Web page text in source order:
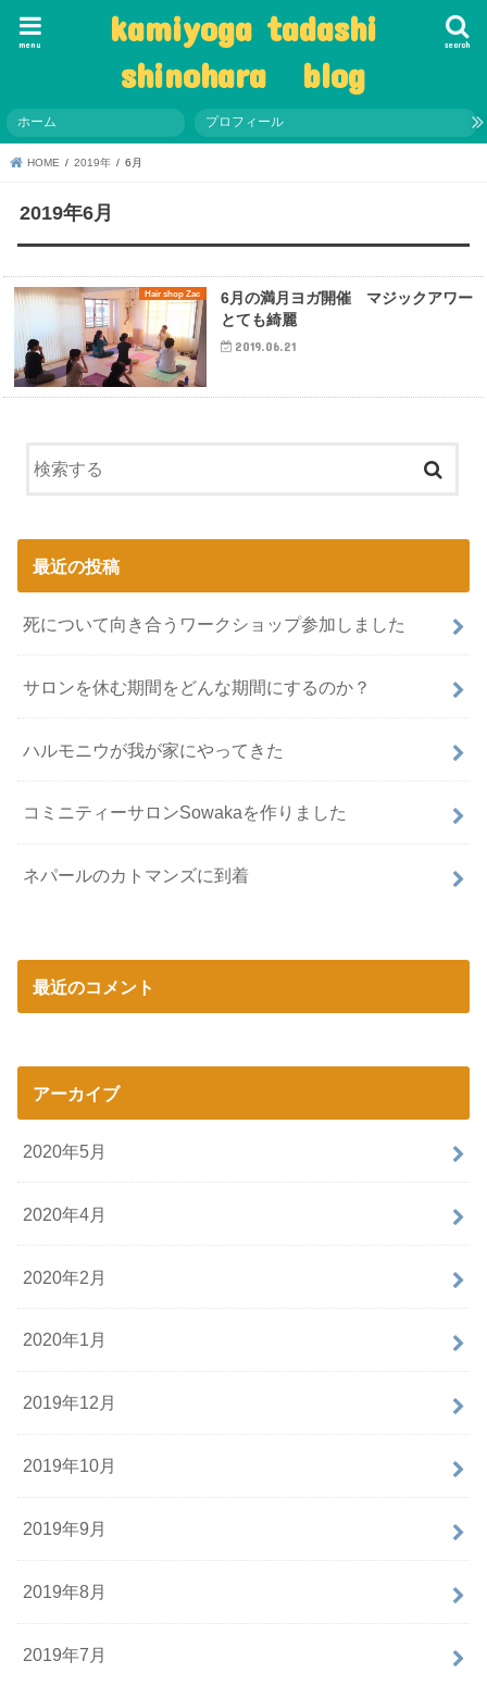
kamiyoga tadashi
shinohara blog
search
menu
ホーム プロフィール
HOME 2019年 6月
2019年6月
Hair shop Zac
6月の満月ヨガ開催 マジックアワー
とても綺麗
2019.06.21
最近の投稿
死について向き合うワークショップ参加しました
サロンを休む期間をどんな期間にするのか？
ハルモニウが我が家にやってきた
コミニティーサロンSowakaを作りました
ネパールのカトマンズに到着
最近のコメント
アーカイブ
2020年5月
2020年4月
2020年2月
2020年1月
2019年12月
2019年10月
2019年9月
2019年8月
2019年7月